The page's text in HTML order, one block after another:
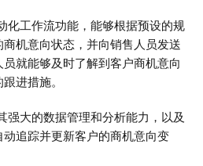
化工作流功能，能够根据预设的规
机意向状态，并向销售人员发送
就能够及时了解到客户商机意向
进措施。
强大的数据管理和分析能力，以及
追踪并更新客户的商机意向变